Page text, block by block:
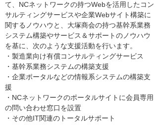
て、NCネットワークの持つWebを活用したコン
サルティングサービスや企業Webサイト構築に
関するノウハウと、大塚商会の持つ基幹系業務
システム構築やサービス＆サポートのノウハウ
を基に、次のような支援活動を行います。
・製造業向け有償コンサルティングサービス
・基幹系業務システムの構築支援
・企業ポータルなどの情報系システムの構築支
援
・NCネットワークのポータルサイトに会員専用
の問い合わせ窓口を設置
・その他IT関連のトータルサポート